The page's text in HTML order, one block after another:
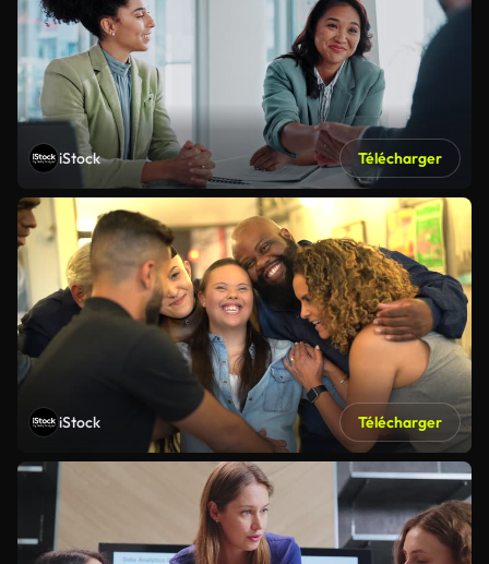
iStock Télécharger
iStock Télécharger